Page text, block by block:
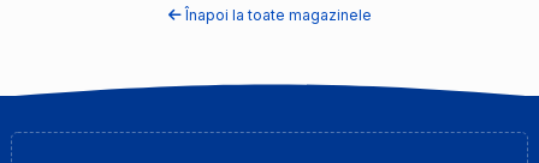
Înapoi la toate magazinele